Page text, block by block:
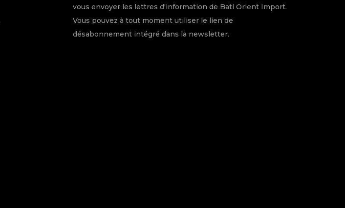
vous envoyer les lettres d'information de Bati Orient Import.
Vous pouvez à tout moment utiliser le lien de
désabonnement intégré dans la newsletter.